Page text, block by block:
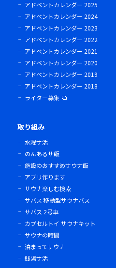
アドベントカレンダー 2025
アドベントカレンダー 2024
アドベントカレンダー 2023
アドベントカレンダー 2022
アドベントカレンダー 2021
アドベントカレンダー 2020
アドベントカレンダー 2019
アドベントカレンダー 2018
ライター募集
取り組み
水曜サ活
のんあるサ飯
施設のおすすめサウナ飯
アプリ作ります
サウナ楽しむ検索
サバス 移動型サウナバス
サバス 2号車
カプセルトイ サウナキット
サウナの時間
泊まってサウナ
銭湯サ活